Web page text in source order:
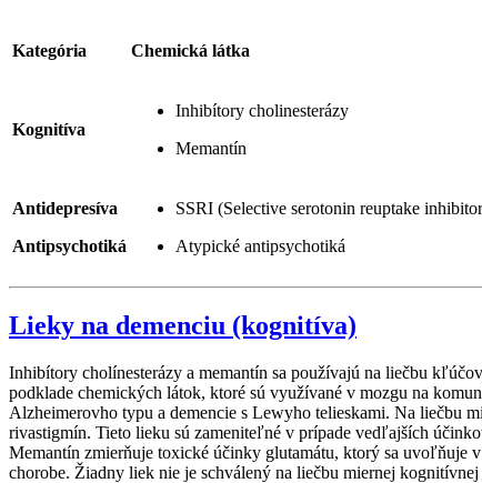
Kategória Chemická látka
Kognitíva
Inhibítory cholinesterázy
Memantín
Antidepresíva
Antipsychotiká
SSRI (Selective serotonin reuptake
Atypické antipsychotiká
Lieky na demenciu (kognitíva)
Inhibítory cholínesterázy a memantín sa používajú na liečbu
podklade chemických látok, ktoré sú využívané v mozgu na
Alzheimerovho typu a demencie s Lewyho telieskami. Na liečbu
rivastigmín. Tieto lieku sú zameniteľné v prípade vedľajších
Memantín zmierňuje toxické účinky glutamátu, ktorý sa uvoľňuje
chorobe. Žiadny liek nie je schválený na liečbu miernej kognitívnej